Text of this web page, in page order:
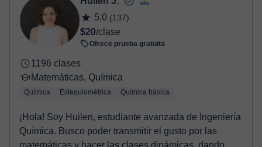
5,0 (137)
$20/clase
Ofrece prueba gratuita
1196 clases
Matemáticas, Química
Química Estequiométrica Química básica
¡Hola! Soy Huilen, estudiante avanzada de Ingeniería
Química. Busco poder transmitir el gusto por las
matemáticas y hacer las clases dinámicas, dando ...